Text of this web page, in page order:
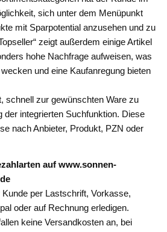
sich unter dem Menüpunkt
mit Sparpotential anzusehen und zu
zeigt außerdem einige Artikel
hohe Nachfrage aufweisen, was
und eine Kaufanregung bieten
schnell zur gewünschten Ware zu
der integrierten Suchfunktion. Diese
nach Anbieter, Produkt, PZN oder
auf www.sonnen-
per Lastschrift, Vorkasse,
oder auf Rechnung erledigen.
keine Versandkosten an, bei